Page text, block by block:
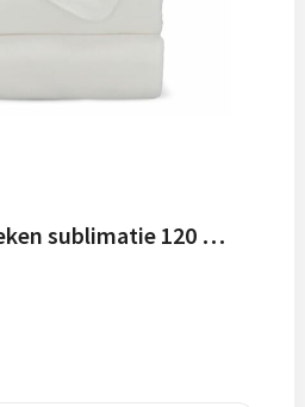
R-PET fleece deken sublimatie 120 x 150 cm 250 g/m²